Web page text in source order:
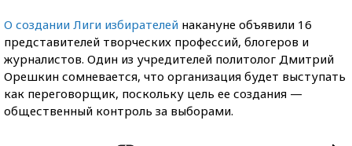
О создании Лиги избирателей накануне объявили 16
представителей творческих профессий, блогеров и
журналистов. Один из учредителей политолог Дмитрий
Орешкин сомневается, что организация будет выступать
как переговорщик, поскольку цель ее создания —
общественный контроль за выборами.